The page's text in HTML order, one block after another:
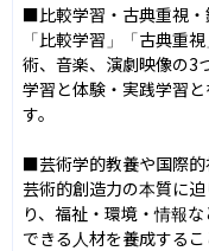
■比較学習・古典重視
「比較学習」「古典重
術、音楽、演劇映像の3
学習と体験・実践学習
す。
■芸術学的教養や国際的
芸術的創造力の本質に
り、福祉・環境・情報
できる人材を養成するこ